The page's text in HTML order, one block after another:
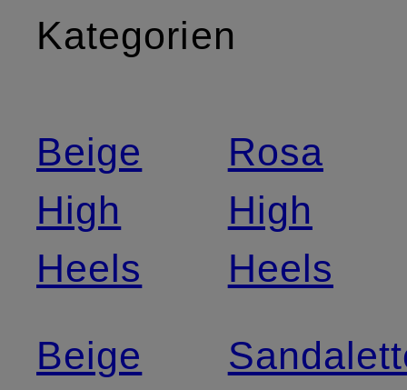
Kategorien
Beige
High
Heels
Beige
Rosa
High
Heels